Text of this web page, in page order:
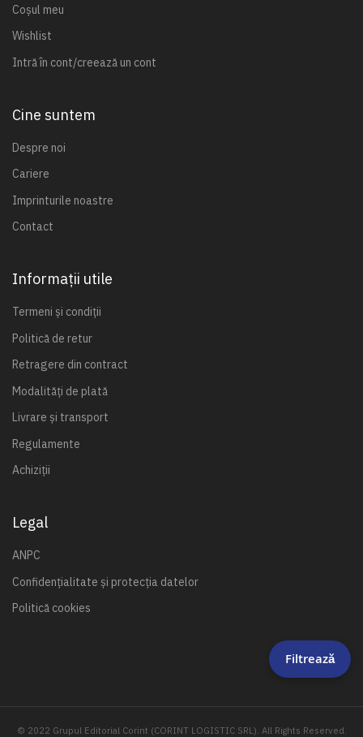
Coșul meu
Wishlist
Intră în cont/creează un cont
Cine suntem
Despre noi
Cariere
Imprinturile noastre
Contact
Informații utile
Termeni și condiții
Politică de retur
Retragere din contract
Modalități de plată
Livrare și transport
Regulamente
Achiziții
Legal
ANPC
Confidențialitate și protecția datelor
Politică cookies
© 2022 Grupul Editorial Corint (CORINT LOGISTIC SRL). All Rights Reserved.
Filtrează